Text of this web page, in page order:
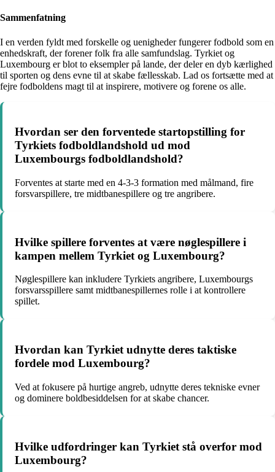
Sammenfatning
I en verden fyldt med forskelle og uenigheder fungerer fodbold som en
enhedskraft, der forener folk fra alle samfundslag. Tyrkiet og
Luxembourg er blot to eksempler på lande, der deler en dyb kærlighed
til sporten og dens evne til at skabe fællesskab. Lad os fortsætte med at
fejre fodboldens magt til at inspirere, motivere og forene os alle.
Hvordan ser den forventede startopstilling for
Tyrkiets fodboldlandshold ud mod
Luxembourgs fodboldlandshold?
Forventes at starte med en 4-3-3 formation med målmand, fire
forsvarspillere, tre midtbanespillere og tre angribere.
Hvilke spillere forventes at være nøglespillere i
kampen mellem Tyrkiet og Luxembourg?
Nøglespillere kan inkludere Tyrkiets angribere, Luxembourgs
forsvarsspillere samt midtbanespillernes rolle i at kontrollere
spillet.
Hvordan kan Tyrkiet udnytte deres taktiske
fordele mod Luxembourg?
Ved at fokusere på hurtige angreb, udnytte deres tekniske evner
og dominere boldbesiddelsen for at skabe chancer.
Hvilke udfordringer kan Tyrkiet stå overfor mod
Luxembourg?